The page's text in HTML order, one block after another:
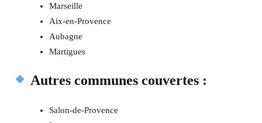
Marseille
Aix-en-Provence
Aubagne
Martigues
Autres communes couvertes :
Salon-de-Provence